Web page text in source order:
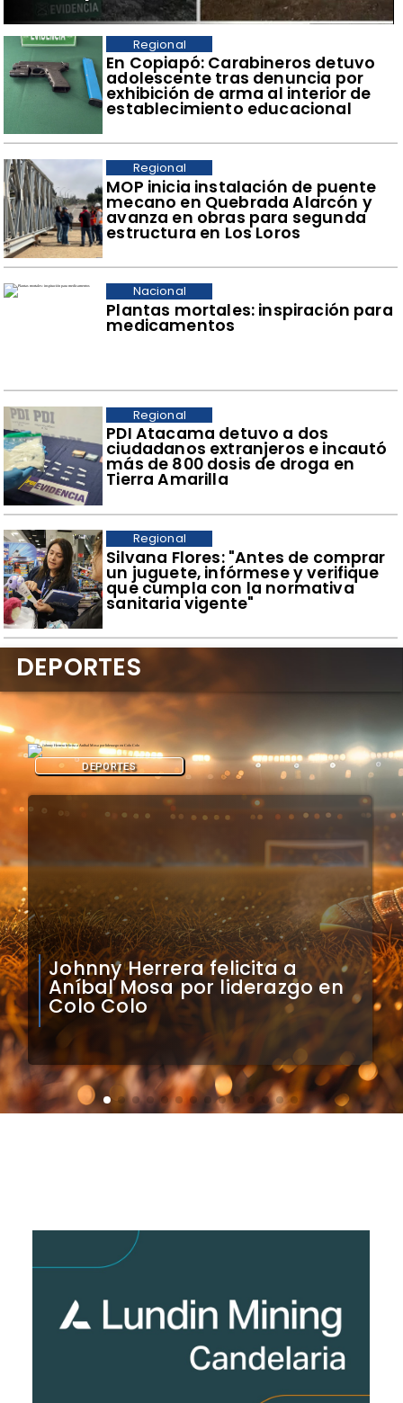
​En Copiapó: Carabineros detuvo
adolescente tras denuncia por
exhibición de arma al interior de
establecimiento educacional
Regional
​MOP inicia instalación de puente
mecano en Quebrada Alarcón y
avanza en obras para segunda
estructura en Los Loros
Regional
Plantas mortales: inspiración para
medicamentos
Nacional
​PDI Atacama detuvo a dos
ciudadanos extranjeros e incautó
más de 800 dosis de droga en
Tierra Amarilla
Regional
​Silvana Flores: "Antes de comprar
un juguete, infórmese y verifique
que cumpla con la normativa
sanitaria vigente"
Regional
Claudio Bravo analiza
impacto de arquero
caboverdiano en Colo Colo
DEPORTES
DEPORTES